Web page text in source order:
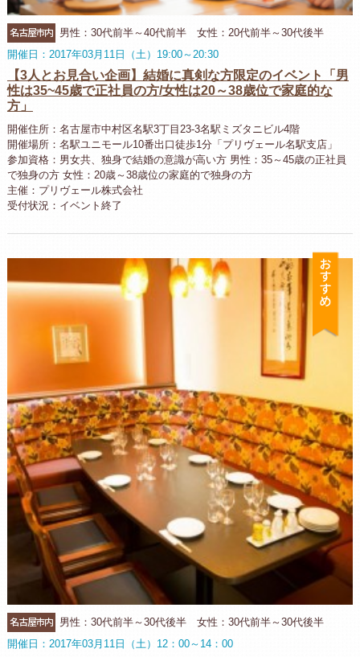
名古屋市内
男性：30代前半～40代前半 女性：20代前半～30代後半
開催日：2017年03月11日（土）19:00～20:30
【3人とお見合い企画】結婚に真剣な方限定のイベント「男
性は35~45歳で正社員の方/女性は20～38歳位で家庭的な
方」
開催住所：名古屋市中村区名駅3丁目23-3名駅ミズタニビル4階
開催場所：名駅ユニモール10番出口徒歩1分「プリヴェール名駅支店」
参加資格：男女共、独身で結婚の意識が高い方 男性：35～45歳の正社員
で独身の方 女性：20歳～38歳位の家庭的で独身の方
主催：プリヴェール株式会社
受付状況：イベント終了
お
名古屋市内
男性：30代前半～30代後半 女性：30代前半～30代後半
開催日：2017年03月11日（土）12：00～14：00